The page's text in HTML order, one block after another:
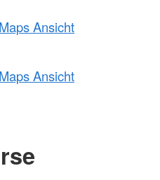
Ansicht
Ansicht